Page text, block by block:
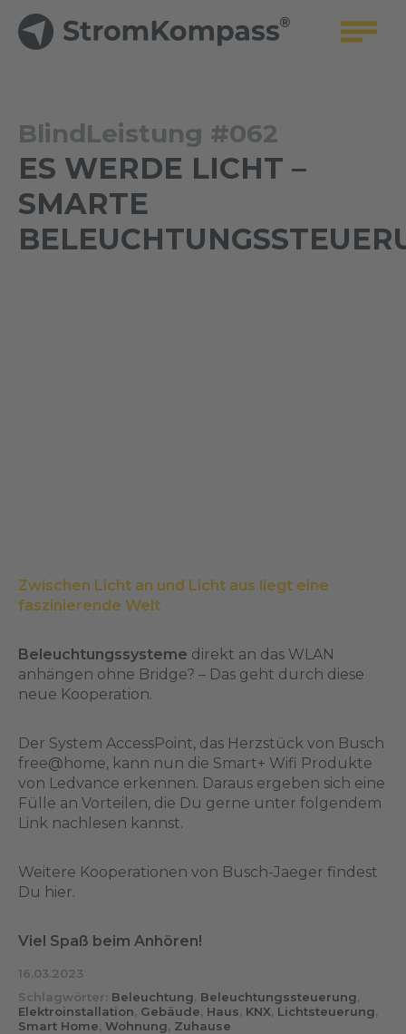
BlindLeistung #062
ES WERDE LICHT –
SMARTE
Zwischen Licht an und Licht aus liegt eine
faszinierende Welt
Beleuchtungssysteme direkt an das WLAN
anhängen ohne Bridge? – Das geht durch diese
neue Kooperation.
Der System AccessPoint, das Herzstück von Busch
free@home, kann nun die Smart+ Wifi Produkte
von Ledvance erkennen. Daraus ergeben sich eine
Fülle an Vorteilen, die Du gerne unter folgendem
Link nachlesen kannst.
Weitere Kooperationen von Busch-Jaeger findest
Du hier.
Viel Spaß beim Anhören!
16.03.2023
Schlagwörter: Beleuchtung, Beleuchtungssteuerung,
Elektroinstallation, Gebäude, Haus, KNX, Lichtsteuerung,
Smart Home, Wohnung, Zuhause